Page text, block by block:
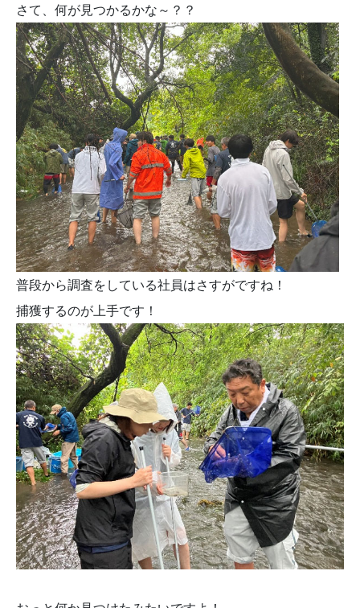
さて、何が見つかるかな～？？
普段から調査をしている社員はさすがですね！
捕獲するのが上手です！